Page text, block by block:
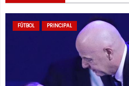
FÚTBOL PRINCIPAL